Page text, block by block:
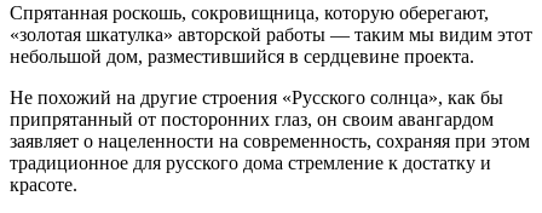
Спрятанная роскошь, сокровищница, которую оберегают,
«золотая шкатулка» авторской работы — таким мы видим этот
небольшой дом, разместившийся в сердцевине проекта.
Не похожий на другие строения «Русского солнца», как бы
припрятанный от посторонних глаз, он своим авангардом
заявляет о нацеленности на современность, сохраняя при этом
традиционное для русского дома стремление к достатку и
красоте.